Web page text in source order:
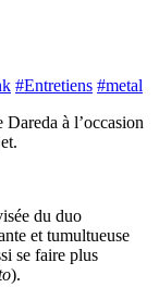
#Entretiens #metal
à l’occasion
du duo
et tumultueuse
se faire plus
).